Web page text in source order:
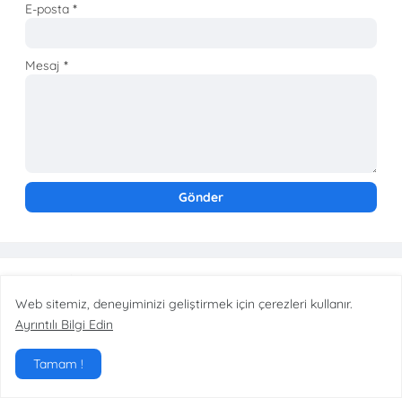
E-posta*
Mesaj*
Web sitemiz, deneyiminizi geliştirmek için çerezleri kullanır.
Ayrıntılı Bilgi Edin
Tamam !